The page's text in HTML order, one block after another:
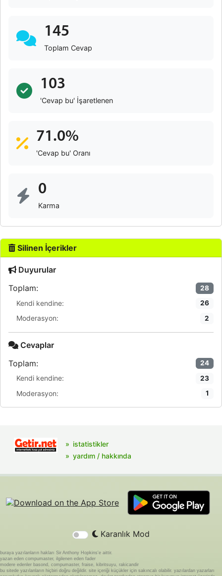
145
Toplam Cevap
103
'Cevap bu' İşaretlenen
71.0%
'Cevap bu' Oranı
0
Karma
Silinen İçerikler
Duyurular
Toplam:
28
Kendi kendine: 26
Moderasyon: 2
Cevaplar
Toplam:
24
Kendi kendine: 23
Moderasyon: 1
istatistikler
yardım / hakkında
Karanlık Mod
buraya yazılanların hakları Sir Anthony Hopkins'e aittir.
yazan eden compumaster, ilgilenen eden fader
modere edenler basond, compumaster, fraise, kibritsuyu, rakicandir
bu sitede yazılanların hiçbiri doğru değildir. site içeriği küçükler için sakıncalı olabilir. yazılardan yazarları